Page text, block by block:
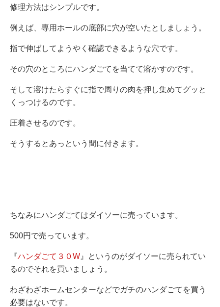
修理方法はシンプルです。
例えば、専用ホールの底部に穴が空いたとしましょう。
指で伸ばしてようやく確認できるような穴です。
その穴のところにハンダごてを当てて溶かすのです。
そして溶けたらすぐに指で周りの肉を押し集めてグッと
くっつけるのです。
圧着させるのです。
そうするとあっという間に付きます。
ちなみにハンダごてはダイソーに売っています。
500円で売っています。
『ハンダごて３０W 』というのがダイソーに売られてい
るのでそれを買いましょう。
わざわざホームセンターなどでガチのハンダごてを買う
必要はないです。